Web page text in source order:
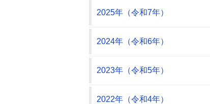
2025年（令和7年）
2024年（令和6年）
2023年（令和5年）
2022年（令和4年）